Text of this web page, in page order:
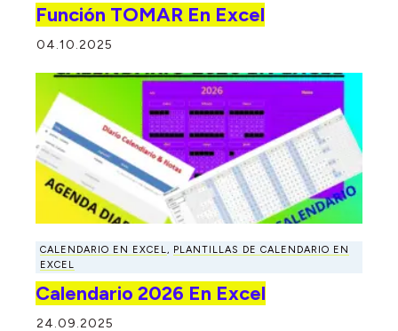
Función TOMAR En Excel
04.10.2025
CALENDARIO EN EXCEL, PLANTILLAS DE CALENDARIO EN
EXCEL
Calendario 2026 En Excel
24.09.2025